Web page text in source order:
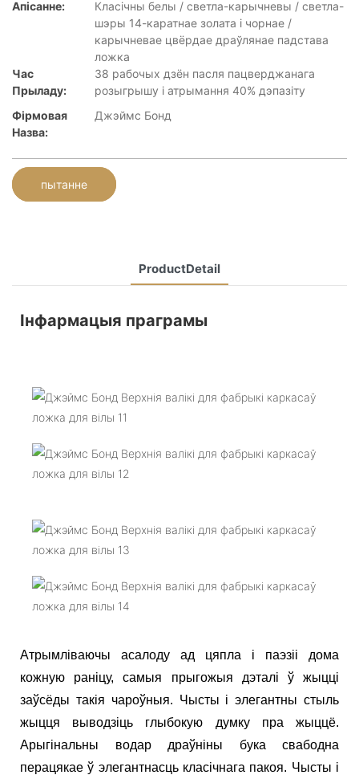
Апісанне:
Класічны белы / светла-карычневы / светла-
шэры 14-каратнае золата і чорнае /
карычневае цвёрдае драўлянае падстава
ложка
Час
Прыладу:
38 рабочых дзён пасля пацверджанага
розыгрышу і атрымання 40% дэпазіту
Фірмовая
Назва:
Джэймс Бонд
пытанне
ProductDetail
Інфармацыя праграмы
Атрымліваючы асалоду ад цяпла і паэзіі дома
кожную раніцу, самыя прыгожыя дэталі ў жыцці
заўсёды такія чароўныя. Чысты і элегантны стыль
жыцця выводзіць глыбокую думку пра жыццё.
Арыгінальны водар драўніны бука свабодна
перацякае ў элегантнасць класічнага пакоя. Чысты і